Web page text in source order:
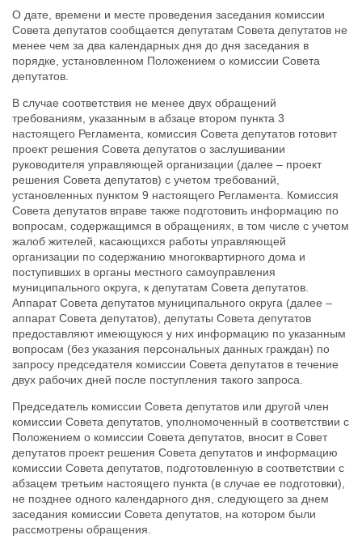
О дате, времени и месте проведения заседания комиссии
Совета депутатов сообщается депутатам Совета депутатов не
менее чем за два календарных дня до дня заседания в
порядке, установленном Положением о комиссии Совета
депутатов.
В случае соответствия не менее двух обращений
требованиям, указанным в абзаце втором пункта 3
настоящего Регламента, комиссия Совета депутатов готовит
проект решения Совета депутатов о заслушивании
руководителя управляющей организации (далее – проект
решения Совета депутатов) с учетом требований,
установленных пунктом 9 настоящего Регламента. Комиссия
Совета депутатов вправе также подготовить информацию по
вопросам, содержащимся в обращениях, в том числе с учетом
жалоб жителей, касающихся работы управляющей
организации по содержанию многоквартирного дома и
поступивших в органы местного самоуправления
муниципального округа,
к депутатам Совета депутатов.
Аппарат Совета депутатов муниципального округа (далее –
аппарат Совета депутатов), депутаты Совета депутатов
предоставляют имеющуюся у них информацию по указанным
вопросам (без указания персональных данных граждан) по
запросу председателя комиссии Совета депутатов в течение
двух рабочих дней после поступления такого запроса.
Председатель комиссии Совета депутатов или другой член
комиссии Совета депутатов, уполномоченный в соответствии с
Положением о комиссии Совета депутатов, вносит в Совет
депутатов проект решения Совета депутатов и информацию
комиссии Совета депутатов, подготовленную в соответствии с
абзацем третьим настоящего пункта (в случае ее подготовки),
не позднее одного календарного дня, следующего за днем
заседания комиссии Совета депутатов, на котором были
рассмотрены обращения.